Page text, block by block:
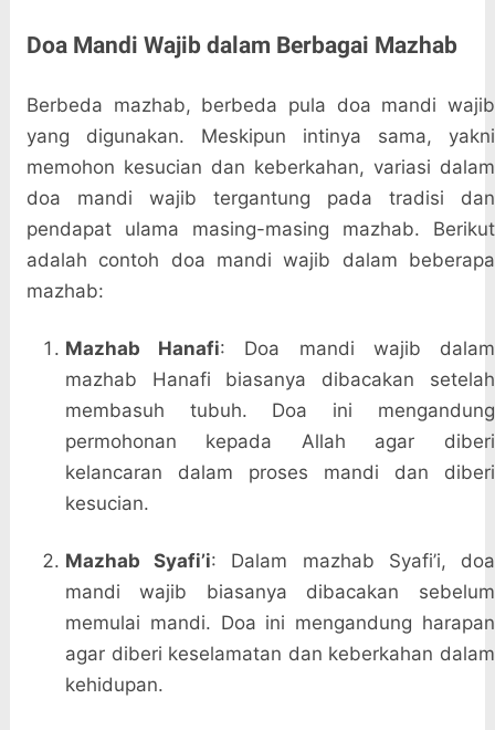
Doa Mandi Wajib dalam Berbagai Mazhab
Berbeda mazhab, berbeda pula doa mandi wajib
yang digunakan. Meskipun intinya sama, yakni
memohon kesucian dan keberkahan, variasi dalam
doa mandi wajib tergantung pada tradisi dan
pendapat ulama masing-masing mazhab. Berikut
adalah contoh doa mandi wajib dalam beberapa
mazhab:
Mazhab Hanafi: Doa mandi wajib dalam
mazhab Hanafi biasanya dibacakan setelah
membasuh tubuh. Doa ini mengandung
permohonan kepada Allah agar diberi
kelancaran dalam proses mandi dan diberi
kesucian.
Mazhab Syafi’i: Dalam mazhab Syafi’i, doa
mandi wajib biasanya dibacakan sebelum
memulai mandi. Doa ini mengandung harapan
agar diberi keselamatan dan keberkahan dalam
kehidupan.